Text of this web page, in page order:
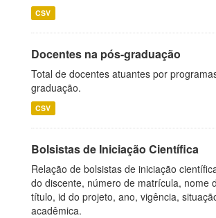
CSV
Docentes na pós-graduação
Total de docentes atuantes por
graduação.
CSV
Bolsistas de Iniciação Científica
Relação de bolsistas de iniciação
do discente, número de matrícula, nome
título, id do projeto, ano, vigência,
acadêmica.